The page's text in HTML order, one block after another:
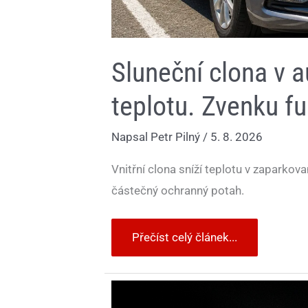
Sluneční clona v
teplotu. Zvenku
Napsal Petr Pilný / 5. 8. 2026
Vnitřní clona sníží teplotu v
částečný ochranný potah.
Přečíst celý článek...